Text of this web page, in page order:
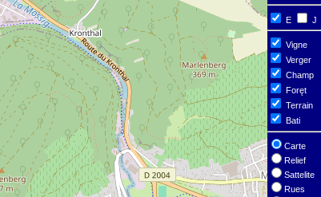
E J
Vigne
Verger
Champ
Foręt
Terrain
Bati
Carte
Relief
Sattelite
Rues